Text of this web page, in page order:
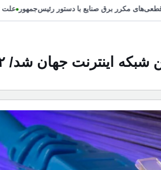
مکرر برق صنایع با دستور رئیس‌جمهور•علت
جهان شد/ ۱.۲ ترابیت بر ثانیه!